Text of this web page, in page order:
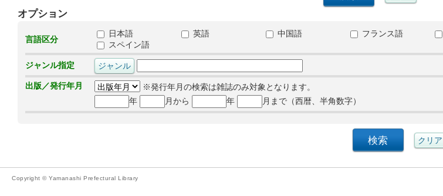
オプション
言語区分
日本語 英語 中国語 フランス語
スペイン語
ジャンル指定
出版／発行年月
※発行年月の検索は雑誌のみ対象となります。
年
月から 年 月まで（西暦、半角数字）
Copyright © Yamanashi Prefectural Library